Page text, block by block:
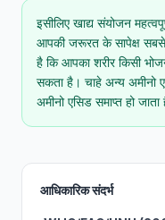
इसीलिए खाद्य संयोजन
आपकी जरूरत के सापेक्ष सबसे
है कि आपका शरीर किसी
सकता है। चाहे अन्य अमीनो
अमीनो एसिड समाप्त हो
आधिकारिक संदर्भ